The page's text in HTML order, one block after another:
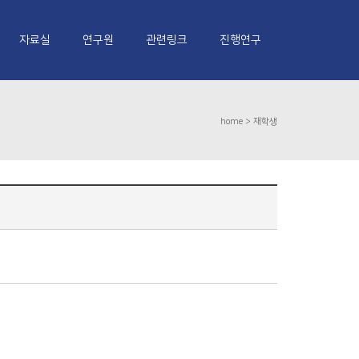
자료실 연구원 관련링크 진행연구
home > 재학생